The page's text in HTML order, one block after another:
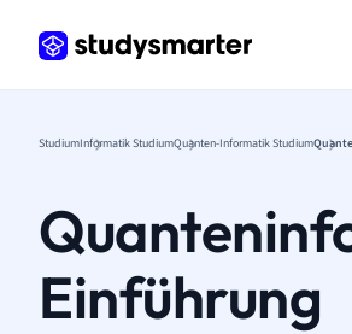
StudiumInformatik StudiumQuanten-Informatik Studium
Einführung